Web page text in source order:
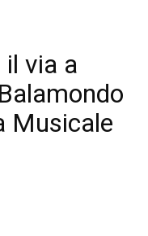
via a
Musicale